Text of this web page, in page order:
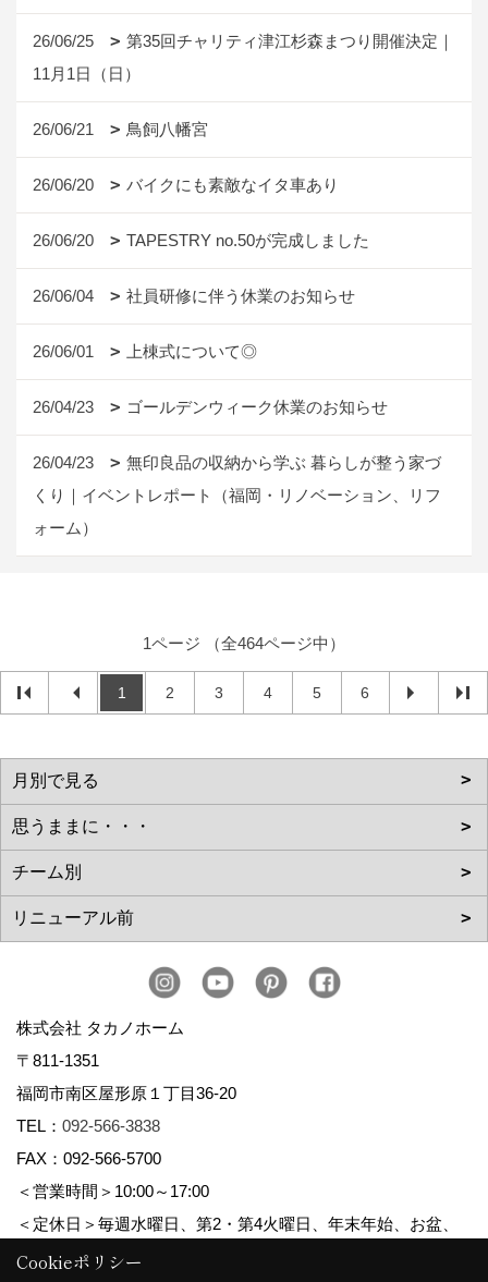
26/06/25
第35回チャリティ津江杉森まつり開催決定｜
11月1日（日）
26/06/21 鳥飼八幡宮
26/06/20 バイクにも素敵なイタ車あり
26/06/20 TAPESTRY no.50が完成しました
26/06/04 社員研修に伴う休業のお知らせ
26/06/01 上棟式について◎
26/04/23 ゴールデンウィーク休業のお知らせ
26/04/23
無印良品の収納から学ぶ 暮らしが整う家づ
くり｜イベントレポート（福岡・リノベーション、リフ
ォーム）
1ページ （全464ページ中）
1 2 3 4 5 6
株式会社 タカノホーム
〒811-1351
福岡市南区屋形原１丁目36-20
TEL： 092-566-3838
FAX：092-566-5700
＜営業時間＞10:00～17:00
＜定休日＞毎週水曜日、第2・第4火曜日、年末年始、お盆、
ゴールデンウィーク、夏季休暇
Cookieポリシー